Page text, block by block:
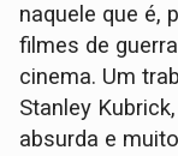
naquele que é,
filmes de
cinema. Um
Stanley
absurda e